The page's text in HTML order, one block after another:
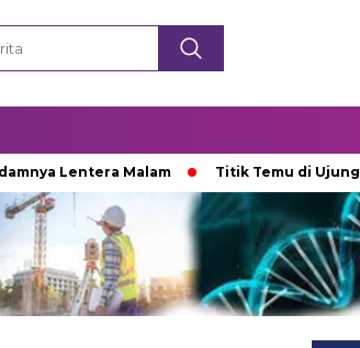
Malam Titik Temu di Ujung Semesta